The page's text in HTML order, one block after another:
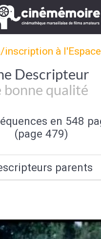
inscription à
Descripteur
bonne qualité
en 548
(page 479)
parents